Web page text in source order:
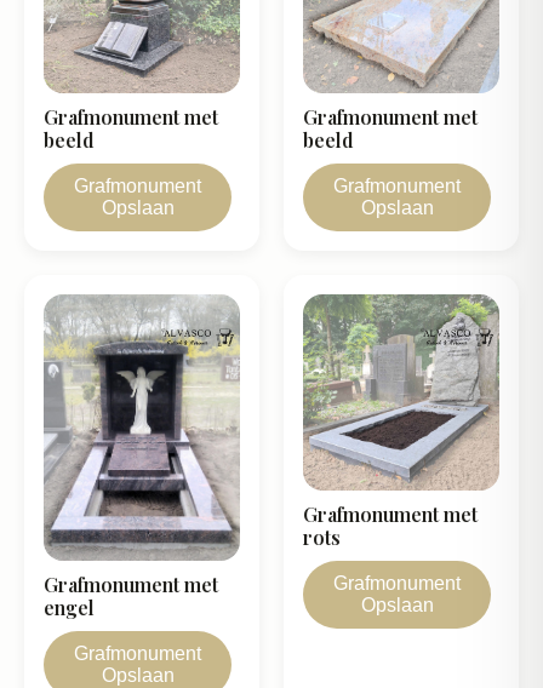
Grafmonument
Opslaan
Grafmonument met
beeld
Grafmonument
Opslaan
Grafmonument met
beeld
Grafmonument
Opslaan
Grafmonument met
engel
Grafmonument
Opslaan
Grafmonument met
rots